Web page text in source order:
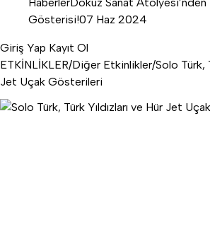
Gösterisi!07 Haz 2024
Giriş Yap Kayıt Ol
ETKİNLİKLER/Diğer Etkinlikler/Solo Türk,
Jet Uçak Gösterileri